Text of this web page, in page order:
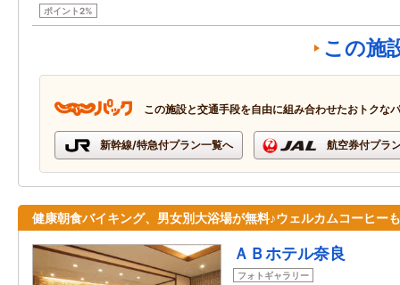
ポイント2%
この施
この施設と交通手段を自由に組み合わせたおトクな
新幹線/特急付プラン一覧へ 航空券付プラ
健康朝食バイキング、男女別大浴場が無料♪ウェルカムコーヒー
ＡＢホテル奈良
フォトギャラリー